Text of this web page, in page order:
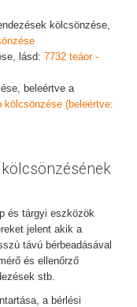
kölcsönzése,
lásd: 7732 teáor -
beleértve a
kölcsönzése (beleértve:
és tárgyi eszközök
jelent akik a
távú bérbeadásával
és ellenőrző
stb.
a bérlési